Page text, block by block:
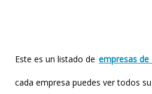
Este es un listado de empresas de
cada empresa puedes ver todos